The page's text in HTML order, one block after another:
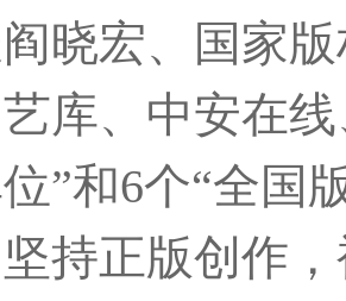
晓宏、国家
库、中安在
”和6个“全国
持正版创作